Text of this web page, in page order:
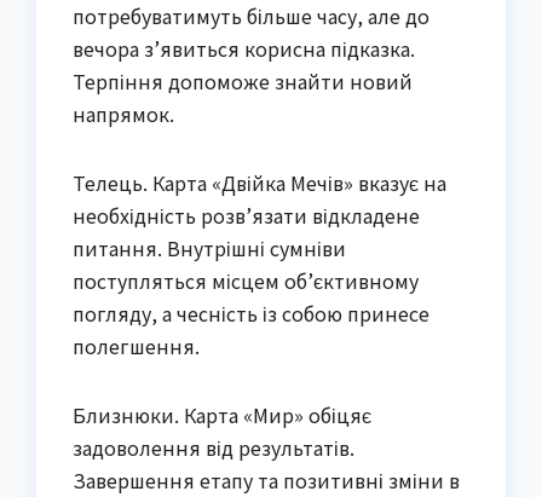
потребуватимуть більше часу, але до
вечора з’явиться корисна підказка.
Терпіння допоможе знайти новий
напрямок.
Телець. Карта «Двійка Мечів» вказує на
необхідність розв’язати відкладене
питання. Внутрішні сумніви
поступляться місцем об’єктивному
погляду, а чесність із собою принесе
полегшення.
Близнюки. Карта «Мир» обіцяє
задоволення від результатів.
Завершення етапу та позитивні зміни в